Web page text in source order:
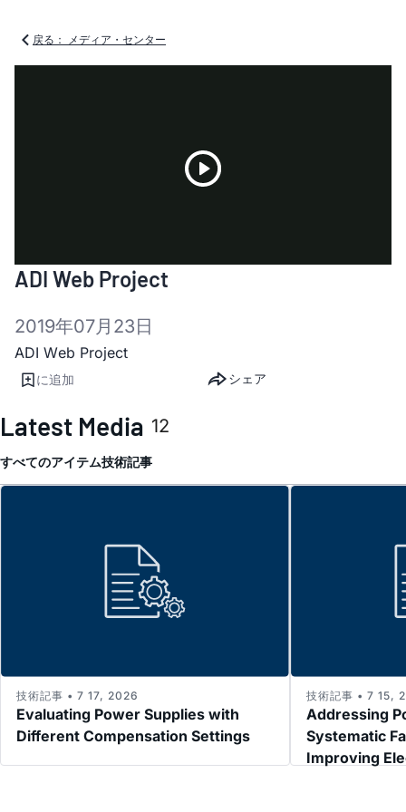
戻る： メディア・センター
ADI Web Project
2019年07月23日
ADI Web Project
に追加 シェア
Latest Media 12
すべてのアイテム技術記事
Evaluating Power Supplies with
Different Compensation Settings
技術記事 • 7 17, 2026
Addressing
Systematic
Improving
技術記事 • 7 15,